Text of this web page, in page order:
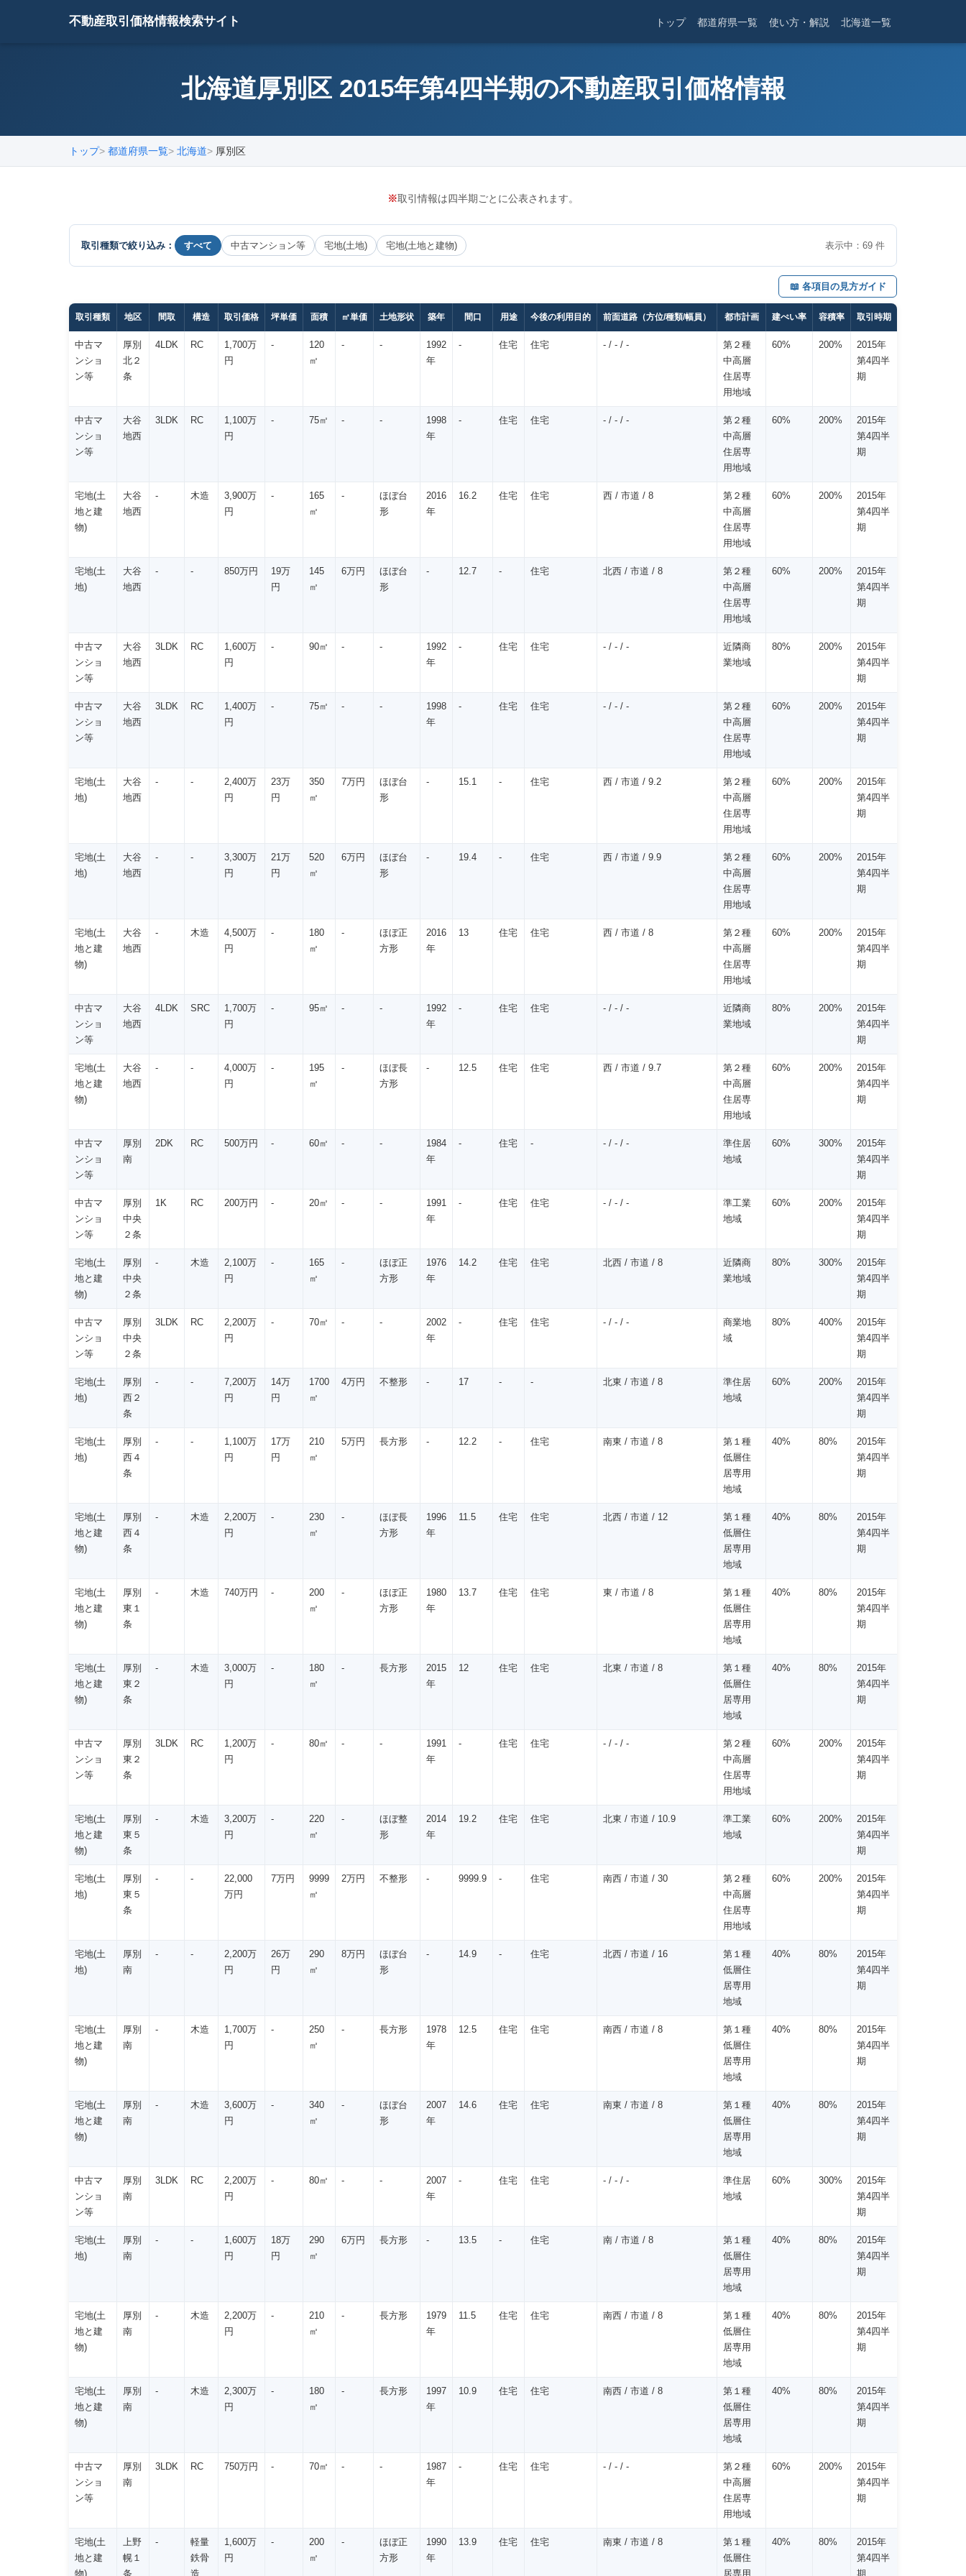
不動産取引価格情報検索サイト トップ 都道府県一覧 使い方・解説 北海道一覧
北海道厚別区 2015年第4四半期の不動産取引価格情報
トップ 都道府県一覧 北海道 厚別区
※取引情報は四半期ごとに公表されます。
取引種類で絞り込み： すべて 中古マンション等 宅地(土地) 宅地(土地と建物) 表示中： 69 件
📖 各項目の見方ガイド
取引種類 地区 間取 構造 取引価格 坪単価 面積 ㎡単価 土地形状 築年 間口 用途 今後の利用目的 前面道路（方位/種類/幅員） 都市計画 建ぺい率 容積率 取引時期
中古マ
ンショ
ン等
厚別
北２
条
4LDK RC
1,700万
円
-
120
㎡
- -
1992
年
- 住宅 住宅 - / - / -
第２種
中高層
住居専
用地域
60% 200%
2015年
第4四半
期
中古マ
ンショ
ン等
大谷
地西
3LDK RC
1,100万
円
- 75㎡ - -
1998
年
- 住宅 住宅 - / - / -
第２種
中高層
住居専
用地域
60% 200%
2015年
第4四半
期
宅地(土
地と建
物)
大谷
地西
- 木造
3,900万
円
-
165
㎡
-
ほぼ台
形
2016
年
16.2 住宅 住宅 西 / 市道 / 8
第２種
中高層
住居専
用地域
60% 200%
2015年
第4四半
期
宅地(土
地)
大谷
地西
- - 850万円
19万
円
145
㎡
6万円
ほぼ台
形
- 12.7 - 住宅 北西 / 市道 / 8
第２種
中高層
住居専
用地域
60% 200%
2015年
第4四半
期
中古マ
ンショ
ン等
大谷
地西
3LDK RC
1,600万
円
- 90㎡ - -
1992
年
- 住宅 住宅 - / - / -
近隣商
業地域
80% 200%
2015年
第4四半
期
中古マ
ンショ
ン等
大谷
地西
3LDK RC
1,400万
円
- 75㎡ - -
1998
年
- 住宅 住宅 - / - / -
第２種
中高層
住居専
用地域
60% 200%
2015年
第4四半
期
宅地(土
地)
大谷
地西
- -
2,400万
円
23万
円
350
㎡
7万円
ほぼ台
形
- 15.1 - 住宅 西 / 市道 / 9.2
第２種
中高層
住居専
用地域
60% 200%
2015年
第4四半
期
宅地(土
地)
大谷
地西
- -
3,300万
円
21万
円
520
㎡
6万円
ほぼ台
形
- 19.4 - 住宅 西 / 市道 / 9.9
第２種
中高層
住居専
用地域
60% 200%
2015年
第4四半
期
宅地(土
地と建
物)
大谷
地西
- 木造
4,500万
円
-
180
㎡
-
ほぼ正
方形
2016
年
13 住宅 住宅 西 / 市道 / 8
第２種
中高層
住居専
用地域
60% 200%
2015年
第4四半
期
中古マ
ンショ
ン等
大谷
地西
4LDK SRC
1,700万
円
- 95㎡ - -
1992
年
- 住宅 住宅 - / - / -
近隣商
業地域
80% 200%
2015年
第4四半
期
宅地(土
地と建
物)
大谷
地西
- -
4,000万
円
-
195
㎡
-
ほぼ長
方形
- 12.5 住宅 住宅 西 / 市道 / 9.7
第２種
中高層
住居専
用地域
60% 200%
2015年
第4四半
期
中古マ
ンショ
ン等
厚別
南
2DK RC 500万円 - 60㎡ - -
1984
年
- 住宅 - - / - / -
準住居
地域
60% 300%
2015年
第4四半
期
中古マ
ンショ
ン等
厚別
中央
２条
1K RC 200万円 - 20㎡ - -
1991
年
- 住宅 住宅 - / - / -
準工業
地域
60% 200%
2015年
第4四半
期
宅地(土
地と建
物)
厚別
中央
２条
- 木造
2,100万
円
-
165
㎡
-
ほぼ正
方形
1976
年
14.2 住宅 住宅 北西 / 市道 / 8
近隣商
業地域
80% 300%
2015年
第4四半
期
中古マ
ンショ
ン等
厚別
中央
２条
3LDK RC
2,200万
円
- 70㎡ - -
2002
年
- 住宅 住宅 - / - / -
商業地
域
80% 400%
2015年
第4四半
期
宅地(土
地)
厚別
西２
条
- -
7,200万
円
14万
円
1700
㎡
4万円 不整形 - 17 - - 北東 / 市道 / 8
準住居
地域
60% 200%
2015年
第4四半
期
宅地(土
地)
厚別
西４
条
- -
1,100万
円
17万
円
210
㎡
5万円 長方形 - 12.2 - 住宅 南東 / 市道 / 8
第１種
低層住
居専用
地域
40% 80%
2015年
第4四半
期
宅地(土
地と建
物)
厚別
西４
条
- 木造
2,200万
円
-
230
㎡
-
ほぼ長
方形
1996
年
11.5 住宅 住宅 北西 / 市道 / 12
第１種
低層住
居専用
地域
40% 80%
2015年
第4四半
期
宅地(土
地と建
物)
厚別
東１
条
- 木造 740万円 -
200
㎡
-
ほぼ正
方形
1980
年
13.7 住宅 住宅 東 / 市道 / 8
第１種
低層住
居専用
地域
40% 80%
2015年
第4四半
期
宅地(土
地と建
物)
厚別
東２
条
- 木造
3,000万
円
-
180
㎡
- 長方形
2015
年
12 住宅 住宅 北東 / 市道 / 8
第１種
低層住
居専用
地域
40% 80%
2015年
第4四半
期
中古マ
ンショ
ン等
厚別
東２
条
3LDK RC
1,200万
円
- 80㎡ - -
1991
年
- 住宅 住宅 - / - / -
第２種
中高層
住居専
用地域
60% 200%
2015年
第4四半
期
宅地(土
地と建
物)
厚別
東５
条
- 木造
3,200万
円
-
220
㎡
-
ほぼ整
形
2014
年
19.2 住宅 住宅 北東 / 市道 / 10.9
準工業
地域
60% 200%
2015年
第4四半
期
宅地(土
地)
厚別
東５
条
- -
22,000
万円
7万円
9999
㎡
2万円 不整形 - 9999.9 - 住宅 南西 / 市道 / 30
第２種
中高層
住居専
用地域
60% 200%
2015年
第4四半
期
宅地(土
地)
厚別
南
- -
2,200万
円
26万
円
290
㎡
8万円
ほぼ台
形
- 14.9 - 住宅 北西 / 市道 / 16
第１種
低層住
居専用
地域
40% 80%
2015年
第4四半
期
宅地(土
地と建
物)
厚別
南
- 木造
1,700万
円
-
250
㎡
- 長方形
1978
年
12.5 住宅 住宅 南西 / 市道 / 8
第１種
低層住
居専用
地域
40% 80%
2015年
第4四半
期
宅地(土
地と建
物)
厚別
南
- 木造
3,600万
円
-
340
㎡
-
ほぼ台
形
2007
年
14.6 住宅 住宅 南東 / 市道 / 8
第１種
低層住
居専用
地域
40% 80%
2015年
第4四半
期
中古マ
ンショ
ン等
厚別
南
3LDK RC
2,200万
円
- 80㎡ - -
2007
年
- 住宅 住宅 - / - / -
準住居
地域
60% 300%
2015年
第4四半
期
宅地(土
地)
厚別
南
- -
1,600万
円
18万
円
290
㎡
6万円 長方形 - 13.5 - 住宅 南 / 市道 / 8
第１種
低層住
居専用
地域
40% 80%
2015年
第4四半
期
宅地(土
地と建
物)
厚別
南
- 木造
2,200万
円
-
210
㎡
- 長方形
1979
年
11.5 住宅 住宅 南西 / 市道 / 8
第１種
低層住
居専用
地域
40% 80%
2015年
第4四半
期
宅地(土
地と建
物)
厚別
南
- 木造
2,300万
円
-
180
㎡
- 長方形
1997
年
10.9 住宅 住宅 南西 / 市道 / 8
第１種
低層住
居専用
地域
40% 80%
2015年
第4四半
期
中古マ
ンショ
ン等
厚別
南
3LDK RC 750万円 - 70㎡ - -
1987
年
- 住宅 住宅 - / - / -
第２種
中高層
住居専
用地域
60% 200%
2015年
第4四半
期
宅地(土
地と建
物)
上野
幌１
条
-
軽量
鉄骨
造
1,600万
円
-
200
㎡
-
ほぼ正
方形
1990
年
13.9 住宅 住宅 南東 / 市道 / 8
第１種
低層住
居専用
40% 80%
2015年
第4四半
期